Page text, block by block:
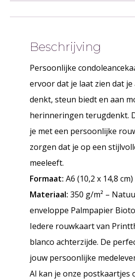
Beschrijving
Persoonlijke
ervoor dat je laat zien dat je
denkt, steun biedt en aan
herinneringen terugdenkt.
je met een persoonlijke
zorgen dat je op een
meeleeft.
Formaat: A6 (10,2 x 14,8 cm)
Materiaal: 350 g/m² –
enveloppe Palmpapier
Iedere rouwkaart van
blanco achterzijde. De
jouw persoonlijke
Al kan je onze postkaartjes